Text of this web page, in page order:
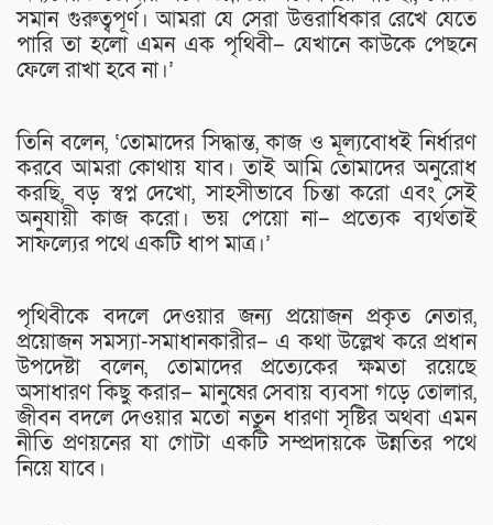
সমান গুরুত্বপূর্ণ। আমরা যে সেরা উত্তরাধিকার রেখে যেতে
পারি তা হলো এমন এক পৃথিবী– যেখানে কাউকে পেছনে
ফেলে রাখা হবে না।’
তিনি বলেন, ‘তোমাদের সিদ্ধান্ত, কাজ ও মূল্যবোধই নির্ধারণ
করবে আমরা কোথায় যাব। তাই আমি তোমাদের অনুরোধ
করছি, বড় স্বপ্ন দেখো, সাহসীভাবে চিন্তা করো এবং সেই
অনুযায়ী কাজ করো। ভয় পেয়ো না– প্রত্যেক ব্যর্থতাই
সাফল্যের পথে একটি ধাপ মাত্র।’
পৃথিবীকে বদলে দেওয়ার জন্য প্রয়োজন প্রকৃত নেতার,
প্রয়োজন সমস্যা-সমাধানকারীর– এ কথা উল্লেখ করে প্রধান
উপদেষ্টা বলেন, তোমাদের প্রত্যেকের ক্ষমতা রয়েছে
অসাধারণ কিছু করার– মানুষের সেবায় ব্যবসা গড়ে তোলার,
জীবন বদলে দেওয়ার মতো নতুন ধারণা সৃষ্টির অথবা এমন
নীতি প্রণয়নের যা গোটা একটি সম্প্রদায়কে উন্নতির পথে
নিয়ে যাবে।